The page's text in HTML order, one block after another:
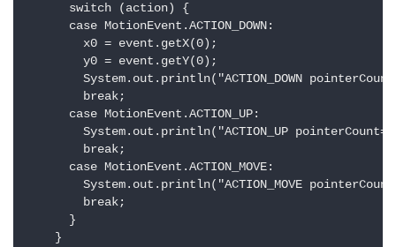
      switch (action) {
      case MotionEvent.ACTION_DOWN:
        x0 = event.getX(0);
        y0 = event.getY(0);
System.out.println("ACTION_DOWN
        break;
      case MotionEvent.ACTION_UP:
System.out.println("ACTION_UP
        break;
      case MotionEvent.ACTION_MOVE:
System.out.println("ACTION_MOVE
        break;
      }
    }